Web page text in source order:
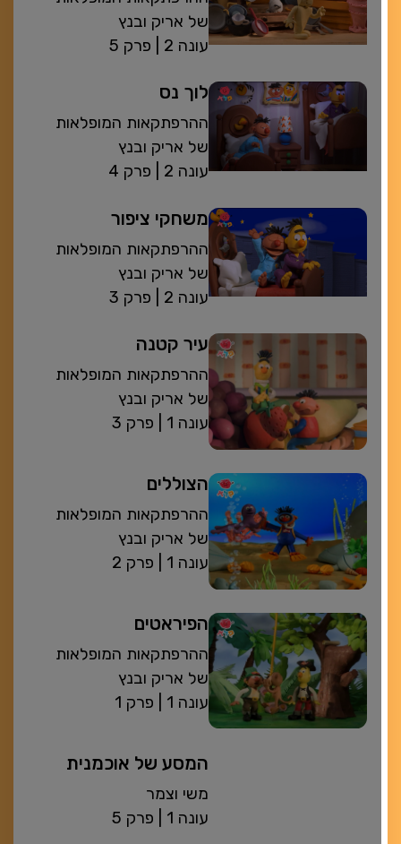
של אריק ובנץ
פרק 5
| עונה 2
לוך נס
ההרפתקאות המופלאות
של אריק ובנץ
פרק 4
| עונה 2
משחקי ציפור
ההרפתקאות המופלאות
של אריק ובנץ
פרק 3
| עונה 2
עיר קטנה
ההרפתקאות המופלאות
של אריק ובנץ
פרק 3
| עונה 1
הצוללים
ההרפתקאות המופלאות
של אריק ובנץ
פרק 2
| עונה 1
הפיראטים
ההרפתקאות המופלאות
של אריק ובנץ
פרק 1
| עונה 1
המסע של אוכמנית
משי וצמר
פרק 5
| עונה 1